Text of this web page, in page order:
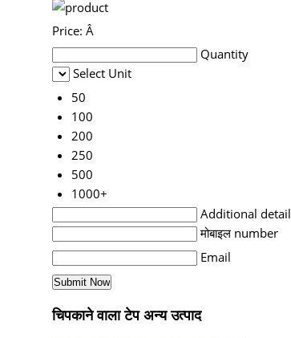
Price: Â
Quantity
Select Unit
50
100
200
250
500
1000+
Additional detail
मोबाइल number
Email
चिपकाने वाला टेप अन्य उत्पाद